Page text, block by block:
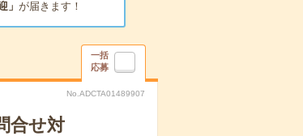
」 が届きます！
一括
応募
No.ADCTA01489907
合せ対